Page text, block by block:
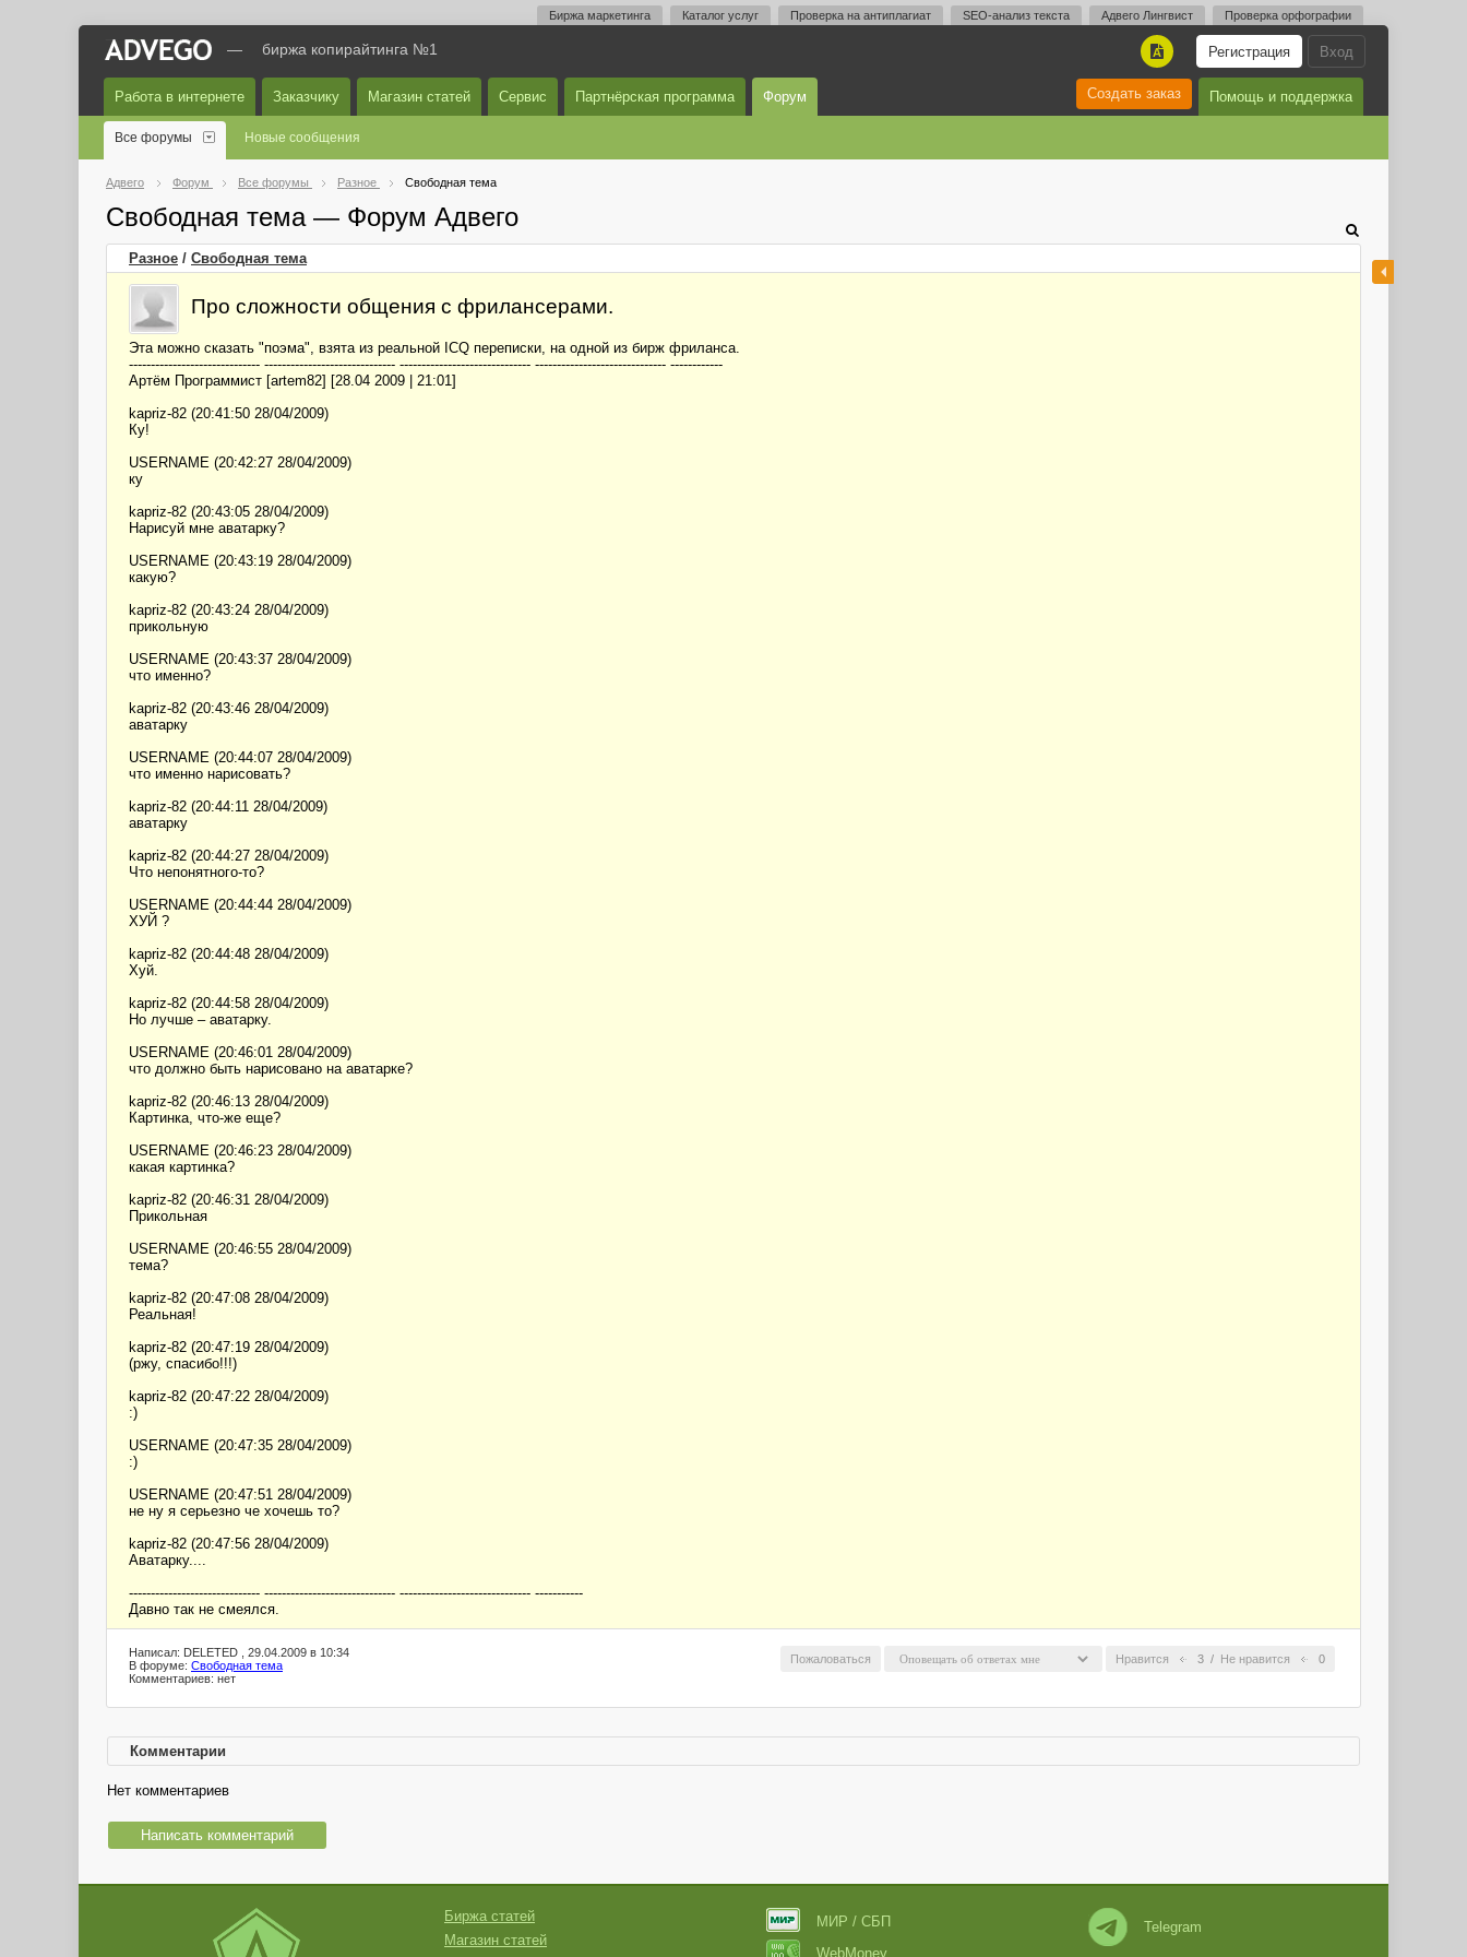
Биржа маркетинга Каталог услуг Проверка на антиплагиат SEO-анализ текста Адвего Лингвист Проверка орфографии
Вход
Регистрация
A
— биржа копирайтинга №1
Работа в интернете Заказчику Магазин статей Сервис Партнёрская программа Форум Помощь и поддержка
Создать заказ
Все форумы Новые сообщения
Адвего Форум Все форумы Разное Свободная тема
Свободная тема — Форум Адвего
Разное / Свободная тема
Про сложности общения с фрилансерами.
Эта можно сказать "поэма", взята из реальной ICQ переписки, на одной из бирж фриланса.
------------------------------ ------------------------------ ------------------------------ ------------------------------ ------------
Артём Программист [artem82] [28.04 2009 | 21:01]
kapriz-82 (20:41:50 28/04/2009)
Ку!
USERNAME (20:42:27 28/04/2009)
ку
kapriz-82 (20:43:05 28/04/2009)
Нарисуй мне аватарку?
USERNAME (20:43:19 28/04/2009)
какую?
kapriz-82 (20:43:24 28/04/2009)
прикольную
USERNAME (20:43:37 28/04/2009)
что именно?
kapriz-82 (20:43:46 28/04/2009)
аватарку
USERNAME (20:44:07 28/04/2009)
что именно нарисовать?
kapriz-82 (20:44:11 28/04/2009)
аватарку
kapriz-82 (20:44:27 28/04/2009)
Что непонятного-то?
USERNAME (20:44:44 28/04/2009)
ХУЙ ?
kapriz-82 (20:44:48 28/04/2009)
Хуй.
kapriz-82 (20:44:58 28/04/2009)
Но лучше – аватарку.
USERNAME (20:46:01 28/04/2009)
что должно быть нарисовано на аватарке?
kapriz-82 (20:46:13 28/04/2009)
Картинка, что-же еще?
USERNAME (20:46:23 28/04/2009)
какая картинка?
kapriz-82 (20:46:31 28/04/2009)
Прикольная
USERNAME (20:46:55 28/04/2009)
тема?
kapriz-82 (20:47:08 28/04/2009)
Реальная!
kapriz-82 (20:47:19 28/04/2009)
(ржу, спасибо!!!)
kapriz-82 (20:47:22 28/04/2009)
:)
USERNAME (20:47:35 28/04/2009)
:)
USERNAME (20:47:51 28/04/2009)
не ну я серьезно че хочешь то?
kapriz-82 (20:47:56 28/04/2009)
Аватарку....
------------------------------ ------------------------------ ------------------------------ -----------
Давно так не смеялся.
Нравится 3 / Не нравится 0
Пожаловаться
Написал: DELETED , 29.04.2009 в 10:34
В форуме: Свободная тема
Комментариев: нет
Комментарии
Нет комментариев
Написать комментарий
Биржа статей
Магазин статей
МИР / СБП
WebMoney
Telegram